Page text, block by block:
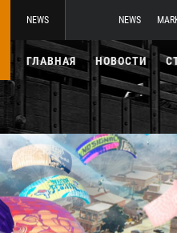
NEWS NEWS
ГЛАВНАЯ НОВОСТИ